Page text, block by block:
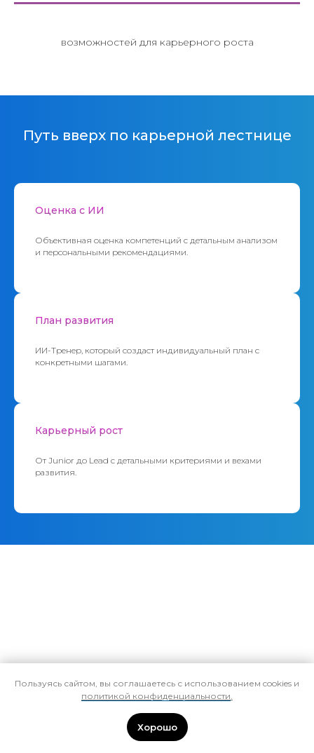
возможностей для карьерного роста
Путь вверх по карьерной лестнице
Оценка с ИИ
Объективная оценка компетенций с детальным анализом
и персональными рекомендациями.
План развития
ИИ-Тренер, который создаст индивидуальный план с
конкретными шагами.
Карьерный рост
От Junior до Lead с детальными критериями и вехами
развития.
Пользуясь сайтом, вы соглашаетесь с использованием cookies и
политикой конфиденциальности.
Хорошо
+7 (495) 258-06-68
info@pmpractice.ru
115280, г. Москва, ул. Мастеркова, д. 4